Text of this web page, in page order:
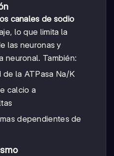
canales de sodio
lo que limita la
las neuronas y
neuronal. También:
de la ATPasa Na/K
calcio a
dependientes de